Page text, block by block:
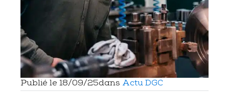
Publié le 18/09/25dans Actu DGC